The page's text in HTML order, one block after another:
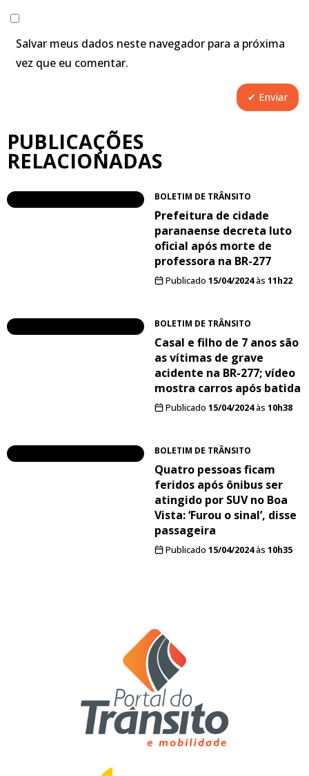
Salvar meus dados neste navegador para a próxima
vez que eu comentar.
PUBLICAÇÕES
RELACIONADAS
BOLETIM DE TRÂNSITO
Prefeitura de cidade
paranaense decreta luto
oficial após morte de
professora na BR-277
Publicado 15/04/2024às 11h22
BOLETIM DE TRÂNSITO
Casal e filho de 7 anos são
as vítimas de grave
acidente na BR-277; vídeo
mostra carros após batida
Publicado 15/04/2024às 10h38
BOLETIM DE TRÂNSITO
Quatro pessoas ficam
feridos após ônibus ser
atingido por SUV no Boa
Vista: ‘Furou o sinal’, disse
passageira
Publicado 15/04/2024às 10h35